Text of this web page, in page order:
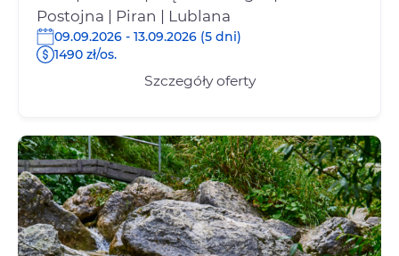
Postojna | Piran | Lublana
09.09.2026 - 13.09.2026 (5 dni)
1490 zł/os.
Szczegóły oferty